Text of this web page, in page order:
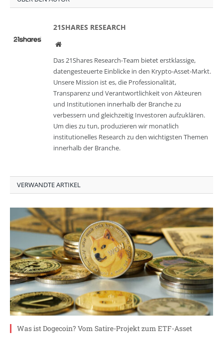
21SHARES RESEARCH
Website
Das 21Shares Research-Team bietet erstklassige,
datengesteuerte Einblicke in den Krypto-Asset-Markt.
Unsere Mission ist es, die Professionalität,
Transparenz und Verantwortlichkeit von Akteuren
und Institutionen innerhalb der Branche zu
verbessern und gleichzeitig Investoren aufzuklären.
Um dies zu tun, produzieren wir monatlich
institutionelles Research zu den wichtigsten Themen
innerhalb der Branche.
VERWANDTE ARTIKEL
Was ist Dogecoin? Vom Satire-Projekt zum ETF-Asset